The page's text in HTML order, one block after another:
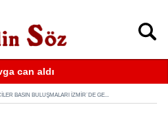
can aldı
BASIN BULUŞMALARI İZMIR´DE GE...